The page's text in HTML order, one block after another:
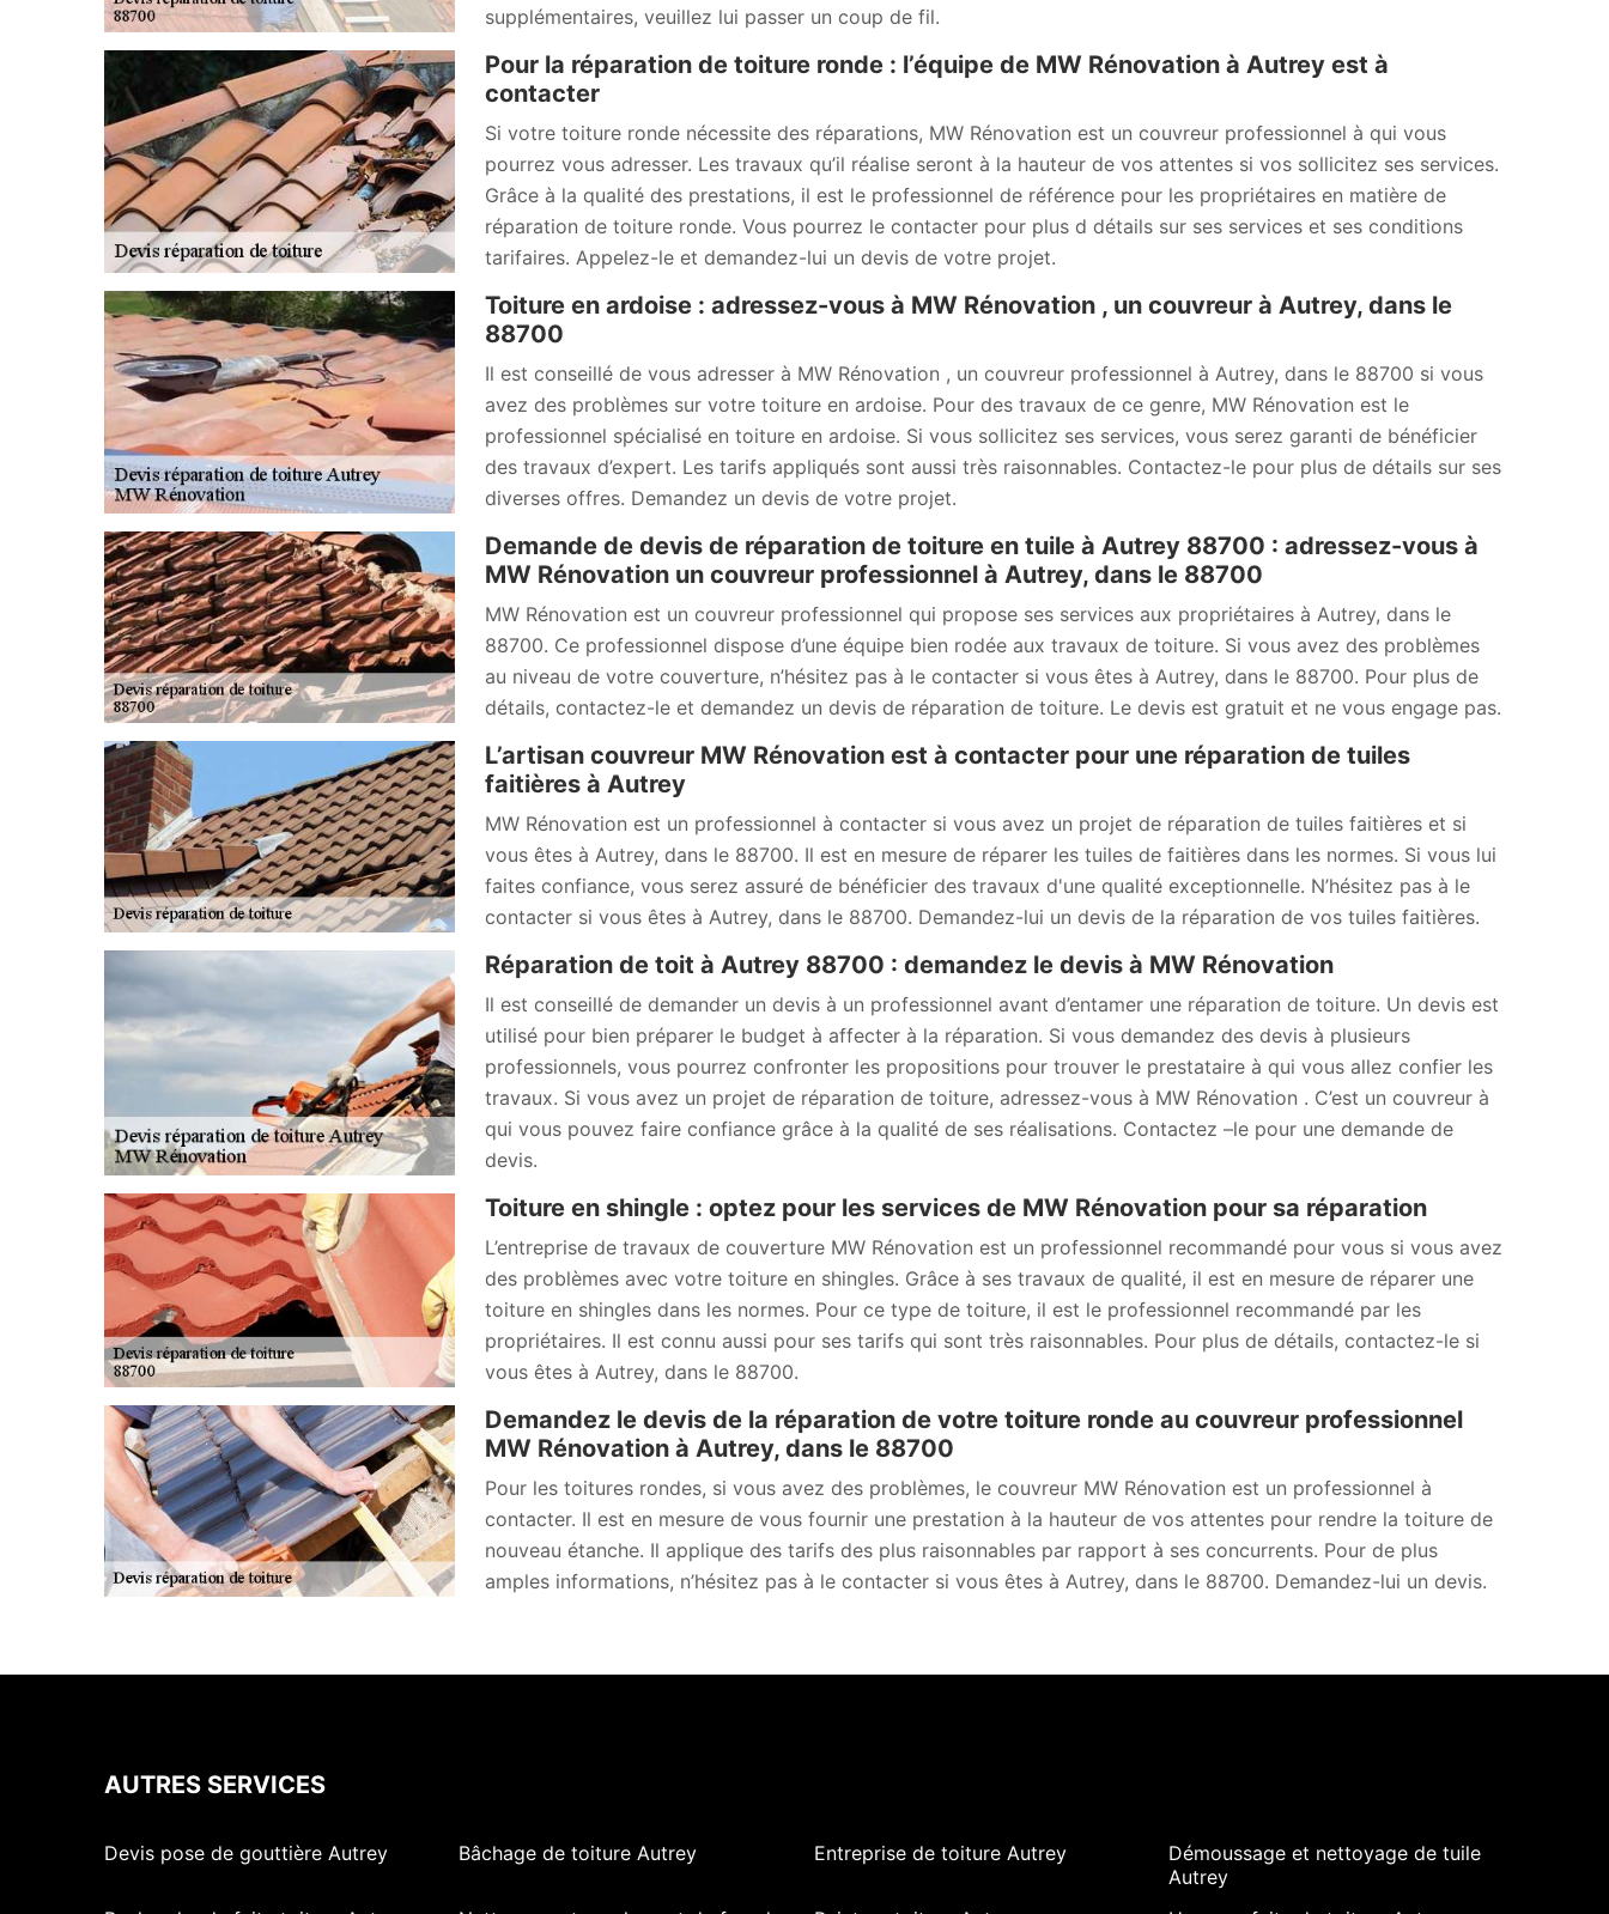
supplémentaires, veuillez lui passer un coup de fil.
Pour la réparation de toiture ronde : l’équipe de MW Rénovation à Autrey est à
contacter
Si votre toiture ronde nécessite des réparations, MW Rénovation est un couvreur professionnel à qui vous
pourrez vous adresser. Les travaux qu’il réalise seront à la hauteur de vos attentes si vos sollicitez ses services.
Grâce à la qualité des prestations, il est le professionnel de référence pour les propriétaires en matière de
réparation de toiture ronde. Vous pourrez le contacter pour plus d détails sur ses services et ses conditions
tarifaires. Appelez-le et demandez-lui un devis de votre projet.
Toiture en ardoise : adressez-vous à MW Rénovation , un couvreur à Autrey, dans le
88700
Il est conseillé de vous adresser à MW Rénovation , un couvreur professionnel à Autrey, dans le 88700 si vous
avez des problèmes sur votre toiture en ardoise. Pour des travaux de ce genre, MW Rénovation est le
professionnel spécialisé en toiture en ardoise. Si vous sollicitez ses services, vous serez garanti de bénéficier
des travaux d’expert. Les tarifs appliqués sont aussi très raisonnables. Contactez-le pour plus de détails sur ses
diverses offres. Demandez un devis de votre projet.
Demande de devis de réparation de toiture en tuile à Autrey 88700 : adressez-vous à
MW Rénovation un couvreur professionnel à Autrey, dans le 88700
MW Rénovation est un couvreur professionnel qui propose ses services aux propriétaires à Autrey, dans le
88700. Ce professionnel dispose d’une équipe bien rodée aux travaux de toiture. Si vous avez des problèmes
au niveau de votre couverture, n’hésitez pas à le contacter si vous êtes à Autrey, dans le 88700. Pour plus de
détails, contactez-le et demandez un devis de réparation de toiture. Le devis est gratuit et ne vous engage pas.
L’artisan couvreur MW Rénovation est à contacter pour une réparation de tuiles
faitières à Autrey
MW Rénovation est un professionnel à contacter si vous avez un projet de réparation de tuiles faitières et si
vous êtes à Autrey, dans le 88700. Il est en mesure de réparer les tuiles de faitières dans les normes. Si vous lui
faites confiance, vous serez assuré de bénéficier des travaux d'une qualité exceptionnelle. N’hésitez pas à le
contacter si vous êtes à Autrey, dans le 88700. Demandez-lui un devis de la réparation de vos tuiles faitières.
Réparation de toit à Autrey 88700 : demandez le devis à MW Rénovation
Il est conseillé de demander un devis à un professionnel avant d’entamer une réparation de toiture. Un devis est
utilisé pour bien préparer le budget à affecter à la réparation. Si vous demandez des devis à plusieurs
professionnels, vous pourrez confronter les propositions pour trouver le prestataire à qui vous allez confier les
travaux. Si vous avez un projet de réparation de toiture, adressez-vous à MW Rénovation . C’est un couvreur à
qui vous pouvez faire confiance grâce à la qualité de ses réalisations. Contactez –le pour une demande de
devis.
Toiture en shingle : optez pour les services de MW Rénovation pour sa réparation
L’entreprise de travaux de couverture MW Rénovation est un professionnel recommandé pour vous si vous avez
des problèmes avec votre toiture en shingles. Grâce à ses travaux de qualité, il est en mesure de réparer une
toiture en shingles dans les normes. Pour ce type de toiture, il est le professionnel recommandé par les
propriétaires. Il est connu aussi pour ses tarifs qui sont très raisonnables. Pour plus de détails, contactez-le si
vous êtes à Autrey, dans le 88700.
Demandez le devis de la réparation de votre toiture ronde au couvreur professionnel
MW Rénovation à Autrey, dans le 88700
Pour les toitures rondes, si vous avez des problèmes, le couvreur MW Rénovation est un professionnel à
contacter. Il est en mesure de vous fournir une prestation à la hauteur de vos attentes pour rendre la toiture de
nouveau étanche. Il applique des tarifs des plus raisonnables par rapport à ses concurrents. Pour de plus
amples informations, n’hésitez pas à le contacter si vous êtes à Autrey, dans le 88700. Demandez-lui un devis.
AUTRES SERVICES
Devis pose de gouttière Autrey Bâchage de toiture Autrey Entreprise de toiture Autrey
Démoussage et nettoyage de tuile
Autrey